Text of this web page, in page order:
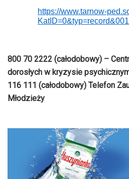
https://www.tarnow-
800 70 2222 (całodobowy) –
dorosłych w kryzysie
116 111 (całodobowy) Telefon
Młodzieży